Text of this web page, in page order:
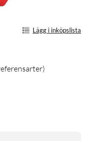
Lägg i inköpslista